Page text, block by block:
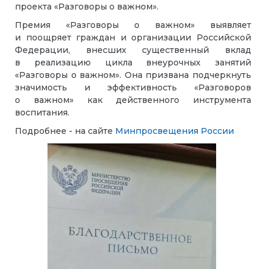
проекта «Разговоры о важном».
Премия «Разговоры о важном» выявляет
и поощряет граждан и организации Российской
Федерации, внесших существенный вклад
в реализацию цикла внеурочных занятий
«Разговоры о важном». Она призвана подчеркнуть
значимость и эффективность «Разговоров
о важном» как действенного инструмента
воспитания.
Подробнее - на сайте Минпросвещения России